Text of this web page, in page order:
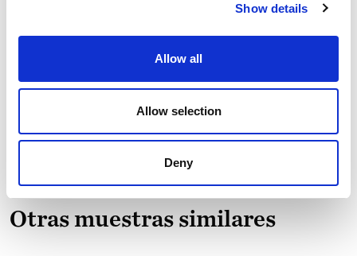
Show details
Allow all
Allow selection
Deny
Otras muestras similares